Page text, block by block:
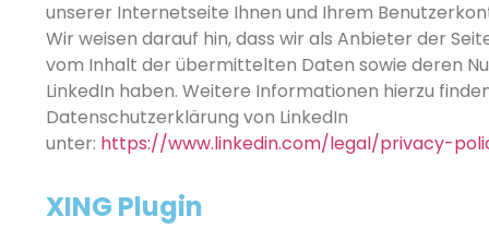
unserer Internetseite Ihnen und Ihrem
Wir weisen darauf hin, dass wir als Anbieter der
vom Inhalt der übermittelten Daten sowie deren
LinkedIn haben. Weitere Informationen hierzu
Datenschutzerklärung von LinkedIn
unter: https://www.linkedin.com/legal/privacy-
XING Plugin